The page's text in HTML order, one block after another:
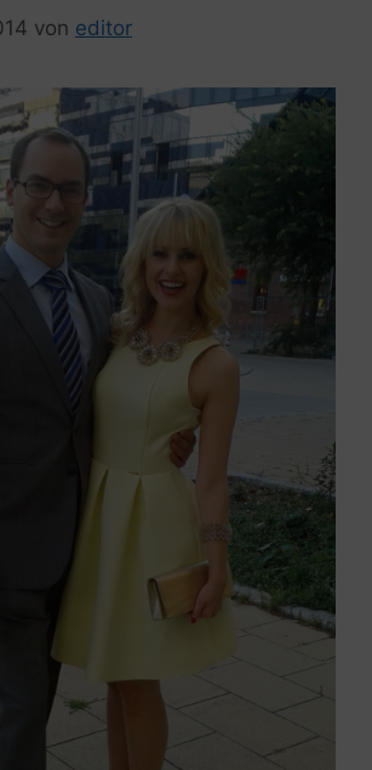
von editor